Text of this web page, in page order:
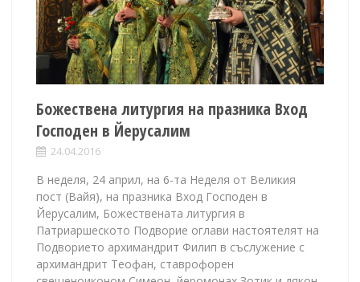
Божествена литургия на празника Вход
Господен в Йерусалим
24.04.2016
В неделя, 24 април, на 6-та Неделя от Великия
пост (Вайя), на празника Вход Господен в
Йерусалим, Божествената литургия в
Патриаршеското Подворие оглави настоятелят на
Подворието архимандрит Филип в съслужение с
архимандрит Теофан, ставрофорен